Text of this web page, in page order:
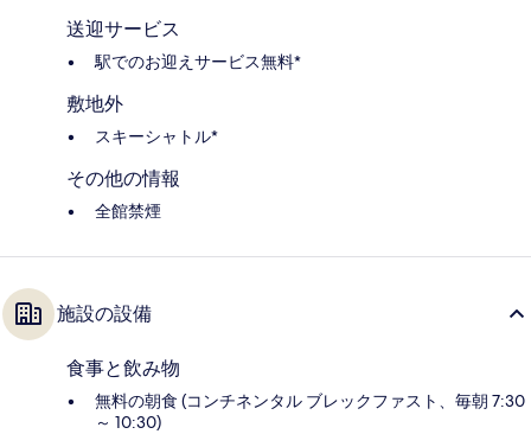
送迎サービス
駅でのお迎えサービス無料*
敷地外
スキーシャトル*
その他の情報
全館禁煙
施設の設備
食事と飲み物
無料の朝食 (コンチネンタル ブレックファスト、毎朝 7:30
～ 10:30)